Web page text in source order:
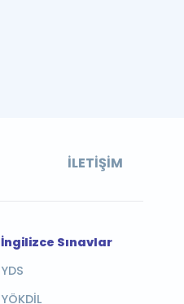
İLETIŞIM
İngilizce Sınavlar
YDS
YÖKDİL